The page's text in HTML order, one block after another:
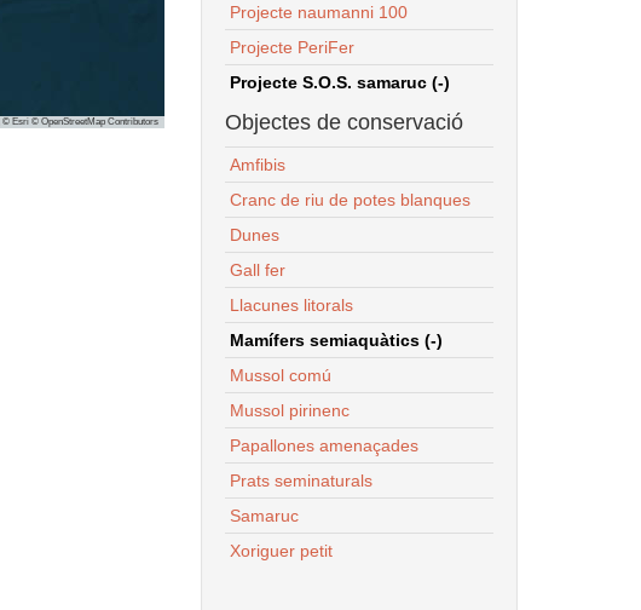
© Esri © OpenStreetMap Contributors
Projecte naumanni 100
Projecte PeriFer
Projecte S.O.S. samaruc (-)
Objectes de conservació
Amfibis
Cranc de riu de potes blanques
Dunes
Gall fer
Llacunes litorals
Mamífers semiaquàtics (-)
Mussol comú
Mussol pirinenc
Papallones amenaçades
Prats seminaturals
Samaruc
Xoriguer petit